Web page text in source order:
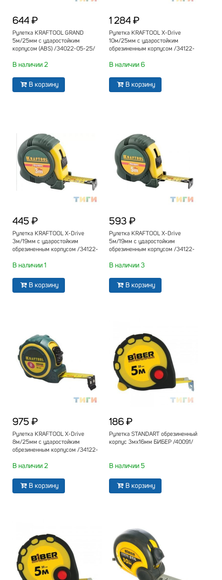
644 ₽
Рулетка KRAFTOOL GRAND
5м/25мм с ударостойким
корпусом (ABS) /34022-05-25/
В наличии 2
В корзину
1 284 ₽
Рулетка KRAFTOOL X-Drive
10м/25мм с ударостойким
обрезиненным корпусом /34122-
В наличии 6
В корзину
445 ₽
Рулетка KRAFTOOL X-Drive
3м/19мм с ударостойким
обрезиненным корпусом /34122-
В наличии 1
В корзину
593 ₽
Рулетка KRAFTOOL X-Drive
5м/19мм с ударостойким
обрезиненным корпусом /34122-
В наличии 3
В корзину
975 ₽
Рулетка KRAFTOOL X-Drive
8м/25мм с ударостойким
обрезиненным корпусом /34122-
В наличии 2
В корзину
186 ₽
Рулетка STANDART обрезиненный
корпус 3мх16мм БИБЕР /40091/
В наличии 5
В корзину